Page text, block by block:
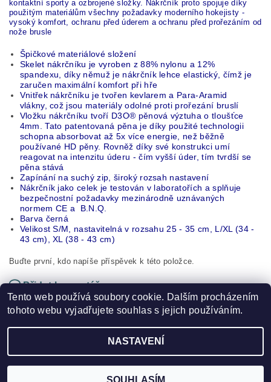
kontaktní sporty a ozbrojené složky. Nákrčník proto spojuje díky
použitým materiálům všechny požadavky moderního hokejisty -
vysoký komfort, ochranu před úderem a ochranu před prořezáním od
nože brusle
Špičkové materiálové složení
Skelet nákrčníku je vyroben z 88% nylonu a 12%
spandexu, díky němuž je nákrčník lehce elastický, čímž je
zaručen maximální komfort při hře
Vnitřek nákrčníku je tvořen kevlarem a Para-Aramid
vlákny, což jsou materiály odolné proti prořezání bruslí
Vložku nákrčníku tvoří D3O® pěnová výztuha o tloušťce
4mm. Tato patentovaná pěna je díky použité technologii
schopna absorbovat až 5x více energie, než běžně
používané HD pěny. Rovněž díky své konstrukci umí
reagovat na intenzitu úderu - čím vyšší úder, tím tvrdší se
pěna stává
Zapínání na suchý zip, široký rozsah nastavení
Nákrčník jako celek je testován v laboratořích a splňuje
bezpečnostní požadavky mezinárodně uznávaných
normem CE a B.N.Q.
Barva černá
Velikost S/M, nastavitelná v rozsahu 25 - 35 cm, L/XL (34 -
43 cm), XL (38 - 43 cm)
Buďte první, kdo napíše příspěvek k této položce.
Přidat komentář
2026 ©HOKEJSPORT.CZ, všechna práva vyhrazena
Vytvořil Shoptet
Tento web používá soubory cookie. Dalším procházením
tohoto webu vyjadřujete souhlas s jejich používáním.
NASTAVENÍ
SOUHLASÍM